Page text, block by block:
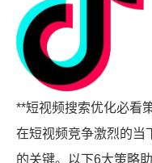
**短视频搜索优化必看
在短视频竞争激烈的当
的关键。以下6大策略